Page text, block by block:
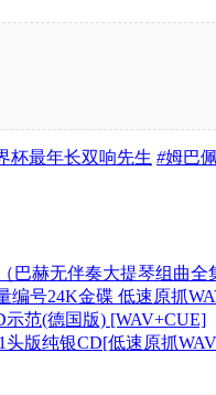
杯最年长双响先生 #姆巴
巴赫无伴奏大提琴组曲
编号24K金碟 低速原抓
范(德国版) [WAV+CUE]
头版纯银CD[低速原抓